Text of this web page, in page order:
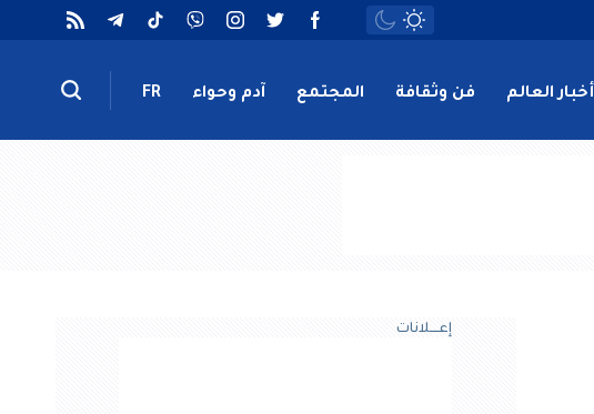
أخبار العالم فن وثقافة المجتمع آدم وحواء FR
إعــــلانات